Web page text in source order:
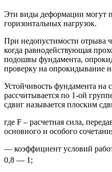
Эти виды деформации могут
горизонтальных нагрузок.
При недопустимости отрыва
когда равнодействующая
подошвы фундамента,
проверку на опрокидывание
Устойчивость фундамента на
рассчитывается по 1-ой
сдвиг называется плоским
где F – расчетная сила,
основного и особого
— коэффициент условий
0,8 — 1;